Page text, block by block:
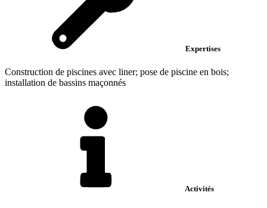
Expertises
Construction de piscines avec liner; pose de piscine en bois;
installation de bassins maçonnés
Activités